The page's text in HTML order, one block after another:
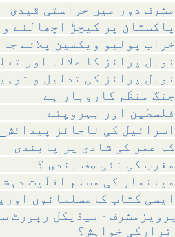
مشرف دور میں حراستی قیدی
پاکستان پر کیچڑ اچھالنے
خراب پولیو ویکسین پلائے
نوبل پرائز کا حلالہ اور
نوبل پرائز کی تذلیل و
جنگ منظّم کاروبار ہے
فلسطین اور بہروپئے
اسرائیل کی ناجائز
کم عمر کی شادی پر پابندی
مغرب کی نئی صف بندی ؟
میانمار کی مسلم اقلّیت
ایسی کتاب کامسلمانوں
پرویزمشرف - میڈیکل رپورٹ